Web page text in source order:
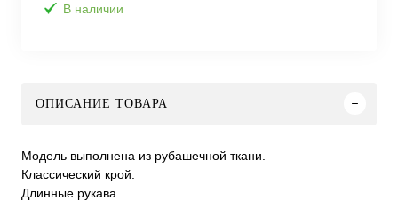
В наличии
ОПИСАНИЕ ТОВАРА
Модель выполнена из рубашечной ткани.
Классический крой.
Длинные рукава.